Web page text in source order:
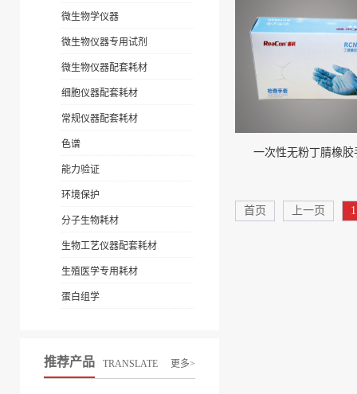
微生物学仪器
微生物仪器专用试剂
微生物仪器配套耗材
细胞仪器配套耗材
常规仪器配套耗材
色谱
能力验证
环境保护
分子生物耗材
生物工艺仪器配套耗材
生殖医学专用耗材
蛋白组学
推荐产品 TRANSLATE 更多>
一次性无粉丁腈橡胶
首页 上一页 1